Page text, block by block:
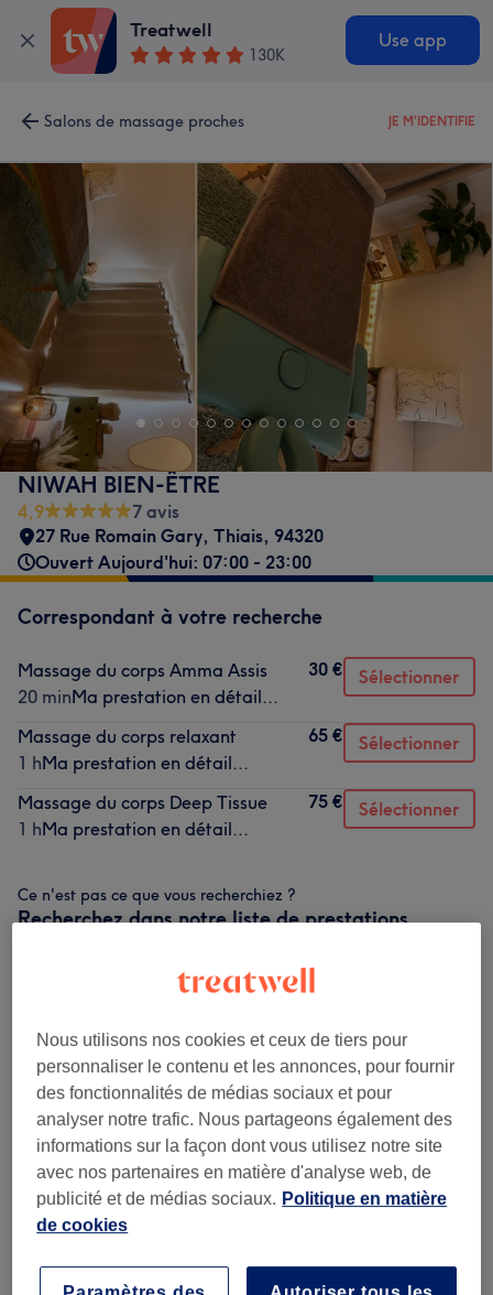
Treatwell
130K
Use app
Salons de massage proches JE M'IDENTIFIE
NIWAH BIEN-ÊTRE
4,9
7 avis
27 Rue Romain Gary, Thiais, 94320
Ouvert Aujourd'hui: 07:00 - 23:00
Correspondant à votre recherche
Massage du corps Amma Assis
20 minMa prestation en détail...
30 € Sélectionner
Massage du corps relaxant
1 hMa prestation en détail...
65 € Sélectionner
Massage du corps Deep Tissue
1 hMa prestation en détail...
75 € Sélectionner
Ce n'est pas ce que vous recherchiez ?
Recherchez dans notre liste de prestations
(5 )
Massage Équilibre ( 1)
Avis sur l'établissement
4,9
Nous utilisons nos cookies et ceux de tiers pour
personnaliser le contenu et les annonces, pour fournir
des fonctionnalités de médias sociaux et pour
analyser notre trafic. Nous partageons également des
informations sur la façon dont vous utilisez notre site
avec nos partenaires en matière d'analyse web, de
publicité et de médias sociaux. Politique en matière
de cookies